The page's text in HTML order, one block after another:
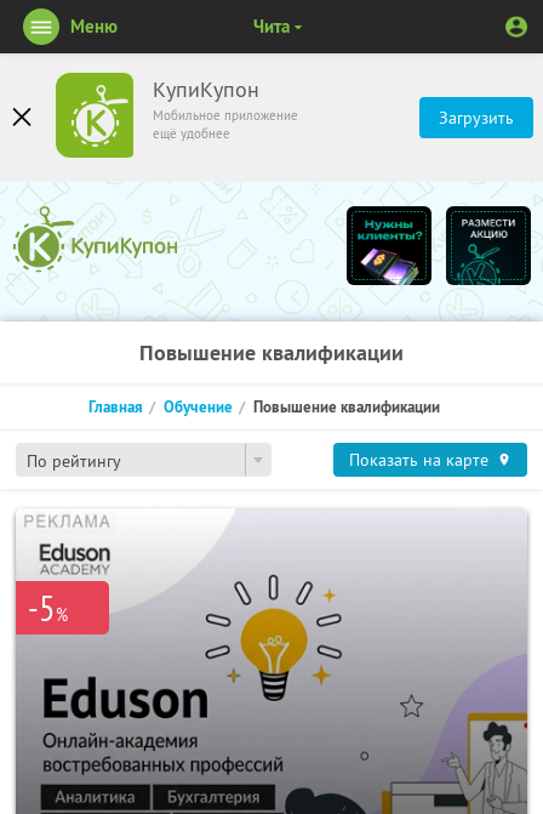
КупиКупон
Мобильное приложение
ещё удобнее
Загрузить
Меню Чита
Повышение квалификации
По рейтингу
Главная Обучение Повышение квалификации
Показать на карте
-5%